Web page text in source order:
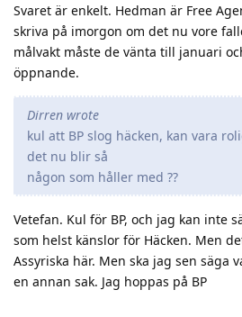
Svaret är enkelt. Hedman är Free
skriva på imorgon om det nu vore
målvakt måste de vänta till januari
öppnande.
Dirren wrote
kul att BP slog häcken, kan vara
det nu blir så
någon som håller med ??
Vetefan. Kul för BP, och jag kan inte
som helst känslor för Häcken. Men
Assyriska här. Men ska jag sen säga
en annan sak. Jag hoppas på BP